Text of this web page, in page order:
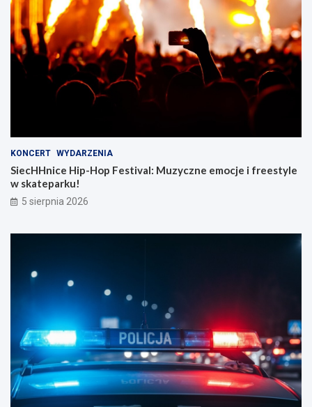
KONCERT WYDARZENIA
SiecHHnice Hip-Hop Festival: Muzyczne emocje i freestyle
w skateparku!
5 sierpnia 2026